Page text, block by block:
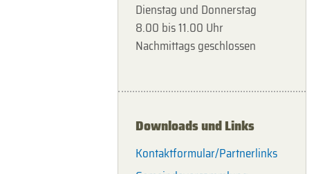
Dienstag und Donnerstag
8.00 bis 11.00 Uhr
Nachmittags geschlossen
Downloads und Links
Kontaktformular/Partnerlinks